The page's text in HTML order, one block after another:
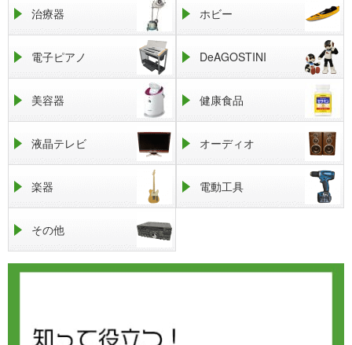
治療器 ホビー
電子ピアノ DeAGOSTINI
美容器 健康食品
液晶テレビ オーディオ
楽器 電動工具
その他